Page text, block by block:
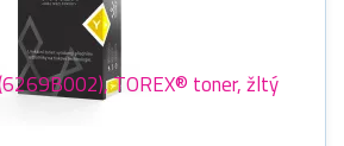
TOREX® toner, žltý